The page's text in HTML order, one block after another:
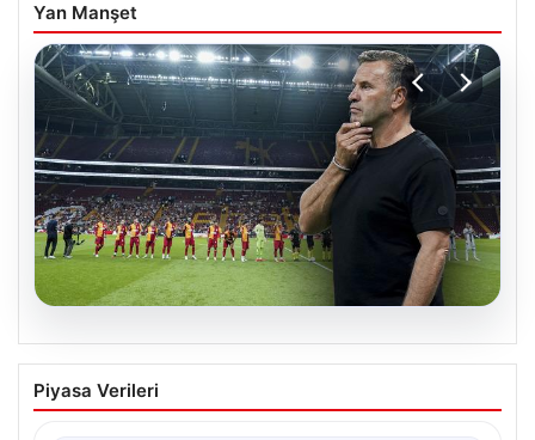
Yan Manşet
03.08.2026
Samsun’da özel halk otobüsü devrildi.
21 kişi yaralandı
Piyasa Verileri